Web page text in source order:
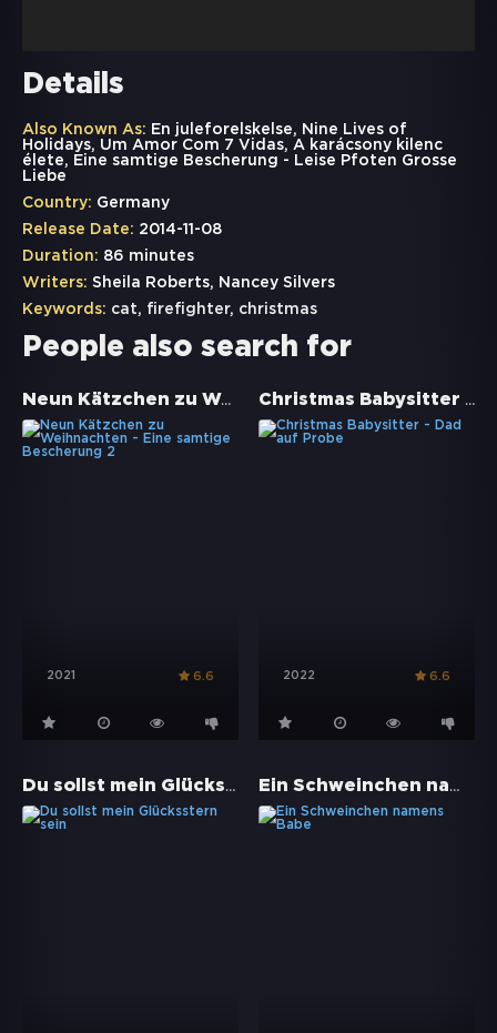
Details
Also Known As: En juleforelskelse, Nine Lives of
Holidays, Um Amor Com 7 Vidas, A karácsony kilenc
élete, Eine samtige Bescherung - Leise Pfoten Grosse
Liebe
Country: Germany
Release Date: 2014-11-08
Duration: 86 minutes
Writers: Sheila Roberts, Nancey Silvers
Keywords: cat, firefighter, christmas
People also search for
Neun Kätzchen zu Weihnachten - Eine samtige Bescherung 2
2021 6.6
Christmas Babysitter - Dad auf Probe
2022 6.6
Du sollst mein Glücksstern sein Ein Schweinchen namens Babe